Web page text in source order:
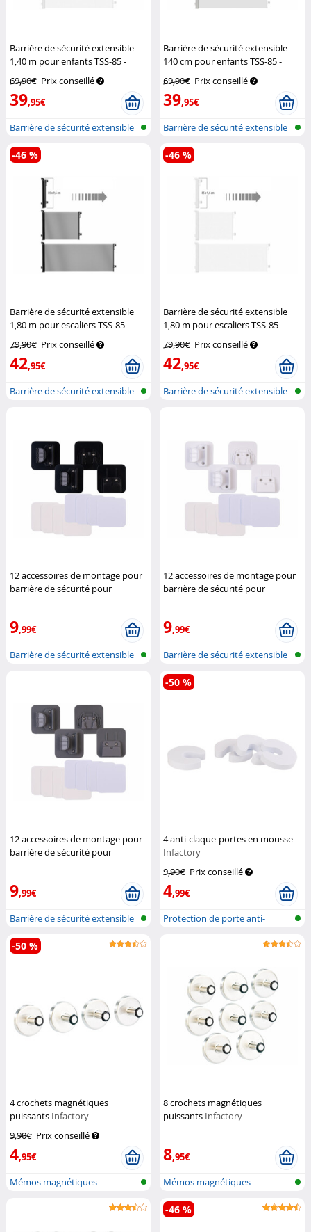
Barrière de sécurité extensible
1,40 m pour enfants TSS-85 -
Carlo Milano
69,90€ Prix conseillé
39,95€
Barrière de sécurité extensible
pou...
Barrière de sécurité extensible
140 cm pour enfants TSS-85 -
Carlo Milano
69,90€ Prix conseillé
39,95€
Barrière de sécurité extensible
pou...
Barrière de sécurité extensible
1,80 m pour escaliers TSS-85 -
Carlo Milano
79,90€ Prix conseillé
42,95€
-46 %
Barrière de sécurité extensible
Barrière de sécurité extensible
1,80 m pour escaliers TSS-85 -
Carlo Milano
79,90€ Prix conseillé
42,95€
-46 %
Barrière de sécurité extensible
12 accessoires de montage pour
barrière de sécurité pour
9,99€
Barrière de sécurité extensible
12 accessoires de montage pour
barrière de sécurité pour
9,99€
Barrière de sécurité extensible
pou...
12 accessoires de montage pour
barrière de sécurité pour
9,99€
Barrière de sécurité extensible
pou...
4 anti-claque-portes en mousse
Infactory
9,90€ Prix conseillé
4,99€
-50 %
Protection de porte anti-
4 crochets magnétiques
puissants Infactory
9,90€ Prix conseillé
4,95€
-50 %
Mémos magnétiques
8 crochets magnétiques
puissants Infactory
8,95€
Mémos magnétiques
-46 %